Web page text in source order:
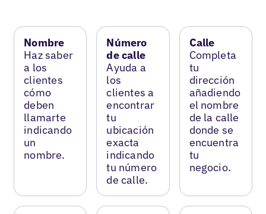
Nombre
Haz saber
a los
clientes
cómo
deben
llamarte
indicando
un
nombre.
Número
de calle
Ayuda a
los
clientes a
encontrar
tu
ubicación
exacta
indicando
tu número
de calle.
Calle
Completa
tu
dirección
añadiendo
el nombre
de la calle
donde se
encuentra
tu
negocio.